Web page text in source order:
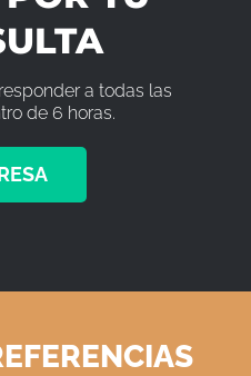
a todas las
de 6 horas.